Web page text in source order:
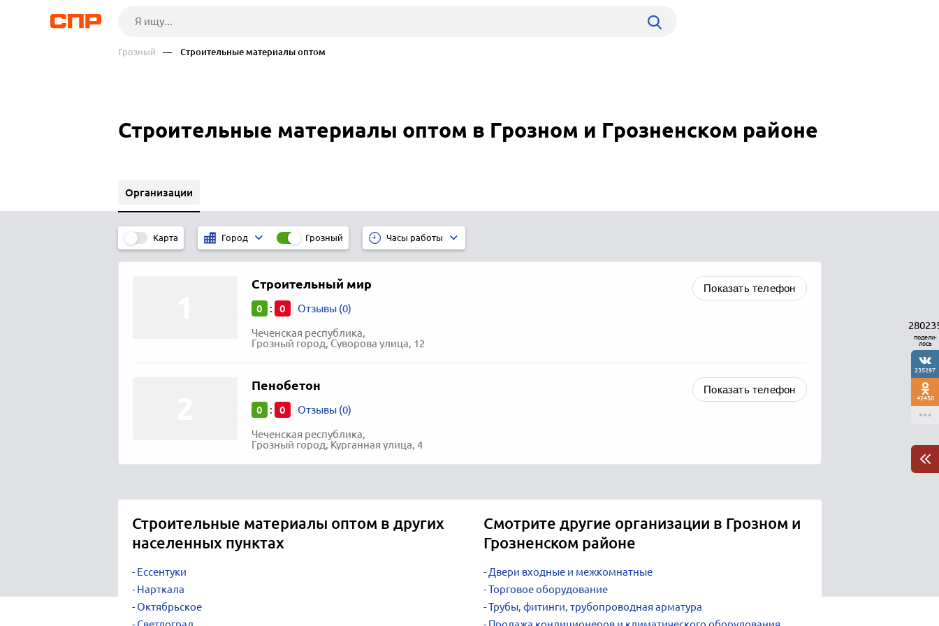
Грозный — Строительные материалы оптом
Строительные материалы оптом в Грозном и Грозненском районе
Организации
Карта Город Грозный Часы работы
Строительный мир
0 : 0 Отзывы (0)
Чеченская республика,
Грозный город, Суворова улица, 12
Показать телефон
Пенобетон
0 : 0 Отзывы (0)
Чеченская республика,
Грозный город, Курганная улица, 4
Показать телефон
Строительные материалы оптом в других
населенных пунктах
Ессентуки
Нарткала
Октябрьское
Смотрите другие организации в Грозном и
Грозненском районе
Двери входные и межкомнатные
Торговое оборудование
Трубы, фитинги, трубопроводная арматура
подели-
лось
235297
42450